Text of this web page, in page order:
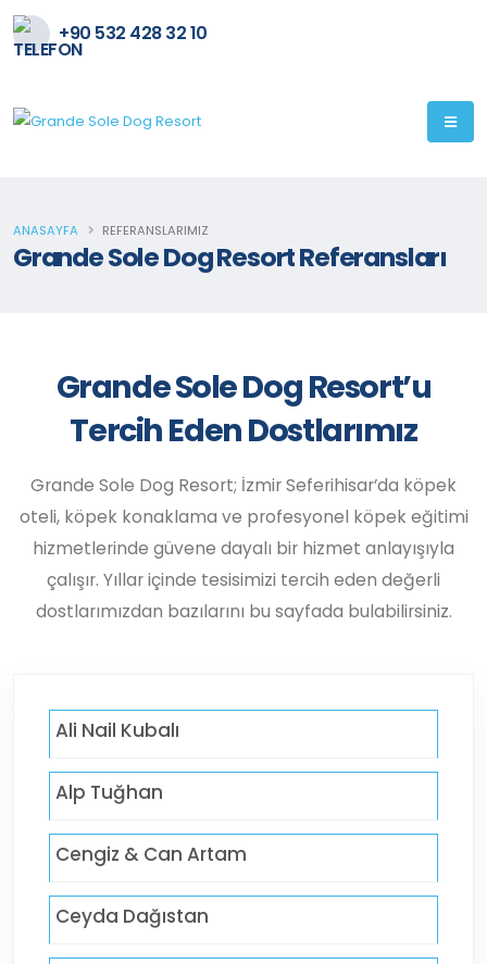
+90 532 428 32 10
Grande Sole Dog Resort Referansları
ANASAYFA REFERANSLARIMIZ
Grande Sole Dog Resort’u
Tercih Eden Dostlarımız
Grande Sole Dog Resort; İzmir Seferihisar’da köpek
oteli, köpek konaklama ve profesyonel köpek eğitimi
hizmetlerinde güvene dayalı bir hizmet anlayışıyla
çalışır. Yıllar içinde tesisimizi tercih eden değerli
dostlarımızdan bazılarını bu sayfada bulabilirsiniz.
Ali Nail Kubalı
Alp Tuğhan
Cengiz & Can Artam
Ceyda Dağıstan